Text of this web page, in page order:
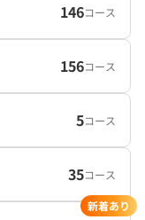
146コース
156コース
5コース
35コース
新着あり